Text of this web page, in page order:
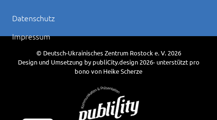
Datenschutz
Impressum
© Deutsch-Ukrainisches Zentrum Rostock e. V. 2026
Design und Umsetzung by publiCity.design 2026- unterstützt pro
bono von Heike Scherze